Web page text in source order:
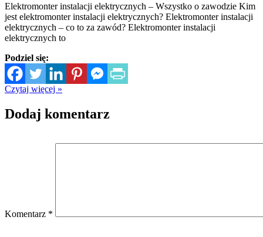
Elektromonter instalacji elektrycznych – Wszystko o zawodzie Kim
jest elektromonter instalacji elektrycznych? Elektromonter instalacji
elektrycznych – co to za zawód? Elektromonter instalacji
elektrycznych to
Podziel się:
Czytaj więcej »
Dodaj komentarz
Komentarz *